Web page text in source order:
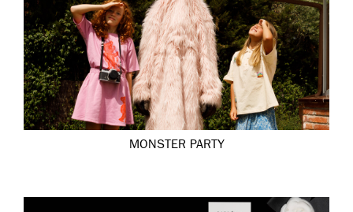
MONSTER PARTY